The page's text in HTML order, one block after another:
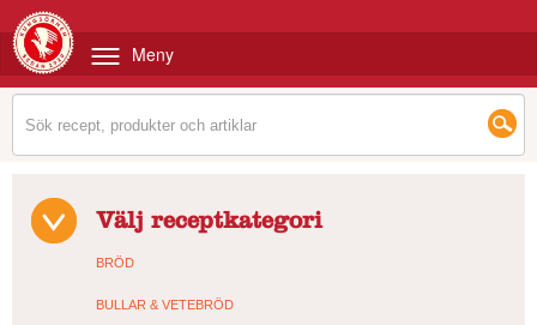
Meny
Välj receptkategori
BRÖD
BULLAR & VETEBRÖD